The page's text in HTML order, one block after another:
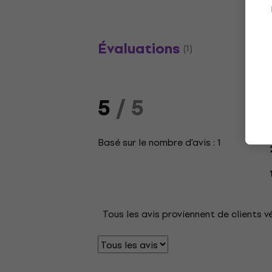
Évaluations (1)
5/ 5
Basé sur le nombre d'avis : 1
1
Tous les avis proviennent de clients